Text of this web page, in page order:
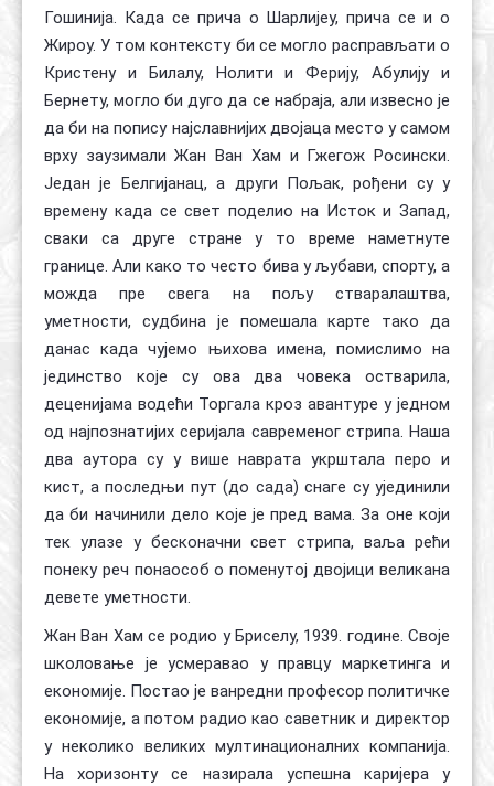
Гошинија. Када се прича о Шарлијеу, прича се и о
Жироу. У том контексту би се могло расправљати о
Кристену и Билалу, Нолити и Ферију, Абулију и
Бернету, могло би дуго да се набраја, али извесно је
да би на попису најславнијих двојаца место у самом
врху заузимали Жан Ван Хам и Гжегож Росински.
Један је Белгијанац, а други Пољак, рођени су у
времену када се свет поделио на Исток и Запад,
сваки са друге стране у то време наметнуте
границе. Али како то често бива у љубави, спорту, а
можда пре свега на пољу стваралаштва,
уметности, судбина је помешала карте тако да
данас када чујемо њихова имена, помислимо на
јединство које су ова два човека остварила,
деценијама водећи Торгала кроз авантуре у једном
од најпознатијих серијала савременог стрипа. Наша
два аутора су у више наврата укрштала перо и
кист, а последњи пут (до сада) снаге су ујединили
да би начинили дело које је пред вама. За оне који
тек улазе у бесконачни свет стрипа, ваља рећи
понеку реч понаособ о поменутој двојици великана
девете уметности.
Жан Ван Хам се родио у Бриселу, 1939. године. Своје
школовање је усмеравао у правцу маркетинга и
економије. Постао је ванредни професор политичке
економије, а потом радио као саветник и директор
у неколико великих мултинационалних компанија.
На хоризонту се назирала успешна каријера у